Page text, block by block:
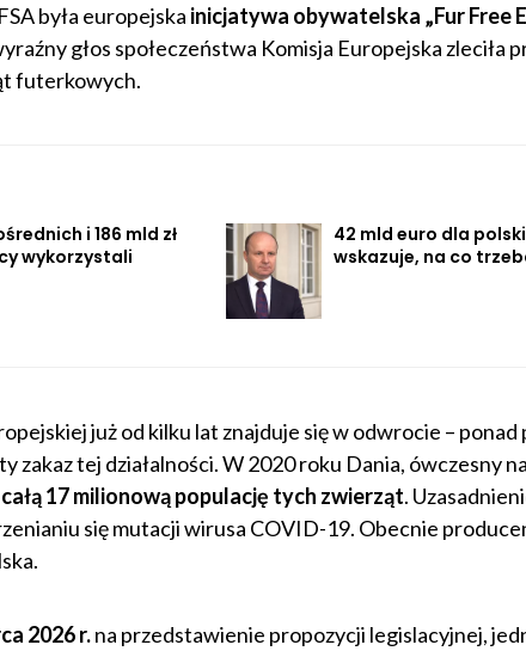
była europejska inicjatywa obywatelska „Fur Free
głos społeczeństwa Komisja Europejska zleciła
futerkowych.
i 186 mld zł
wykorzystali
42 mld euro dla
wskazuje, na co
już od kilku lat znajduje się w odwrocie – ponad
zakaz tej działalności. W 2020 roku Dania, ówczesny
17 milionową populację tych zwierząt.
się mutacji wirusa COVID-19. Obecnie
2026 r.na przedstawienie propozycji legislacyjnej,